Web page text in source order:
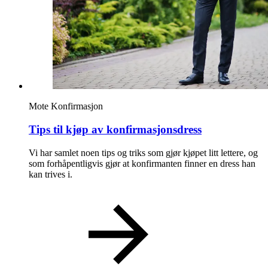
Åpningstider
Praktisk informasjon
Ledige stillinger
Magasin
Gavekort
Finn frem
Mote Konfirmasjon
Tips til kjøp av konfirmasjonsdress
Vi har samlet noen tips og triks som gjør kjøpet litt lettere, og
som forhåpentligvis gjør at konfirmanten finner en dress han
kan trives i.